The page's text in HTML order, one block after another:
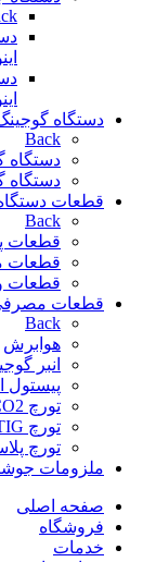
دستگاه
Back
دستگاه
دستگاه
قطعات
Back
قطعات
قطعات
قطعات
قطعات
Back
هوابرش
انبر
پیستول
تورچ CO2
تورچ TIG
تورچ
ملزومات
صفحه اصلی
فروشگاه
خدمات